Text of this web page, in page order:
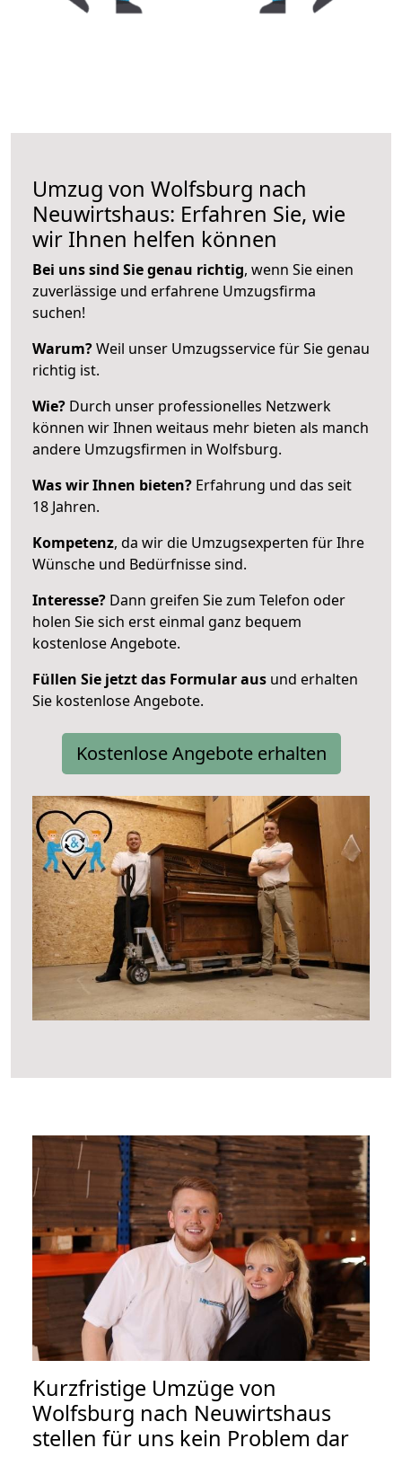
Umzug von Wolfsburg nach
Neuwirtshaus: Erfahren Sie, wie
wir Ihnen helfen können
Bei uns sind Sie genau richtig, wenn Sie einen
zuverlässige und erfahrene Umzugsfirma
suchen!
Warum?Weil unser Umzugsservice für Sie genau
richtig ist.
Wie? Durch unser professionelles Netzwerk
können wir Ihnen weitaus mehr bieten als manch
andere Umzugsfirmen in Wolfsburg.
Was wir Ihnen bieten? Erfahrung und das seit
18 Jahren.
Kompetenz, da wir die Umzugsexperten für Ihre
Wünsche und Bedürfnisse sind.
Interesse? Dann greifen Sie zum Telefon oder
holen Sie sich erst einmal ganz bequem
kostenlose Angebote.
Füllen Sie jetzt das Formular aus und erhalten
Sie kostenlose Angebote.
Kostenlose Angebote erhalten
Kurzfristige Umzüge von
Wolfsburg nach Neuwirtshaus
stellen für uns kein Problem dar